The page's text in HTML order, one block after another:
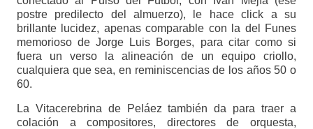
postre predilecto del almuerzo), le hace click a su
brillante lucidez, apenas comparable con la del Funes
memorioso de Jorge Luis Borges, para citar como si
fuera un verso la alineación de un equipo criollo,
cualquiera que sea, en reminiscencias de los años 50 o
60.
La Vitacerebrina de Peláez también da para traer a
colación a compositores, directores de orquesta,